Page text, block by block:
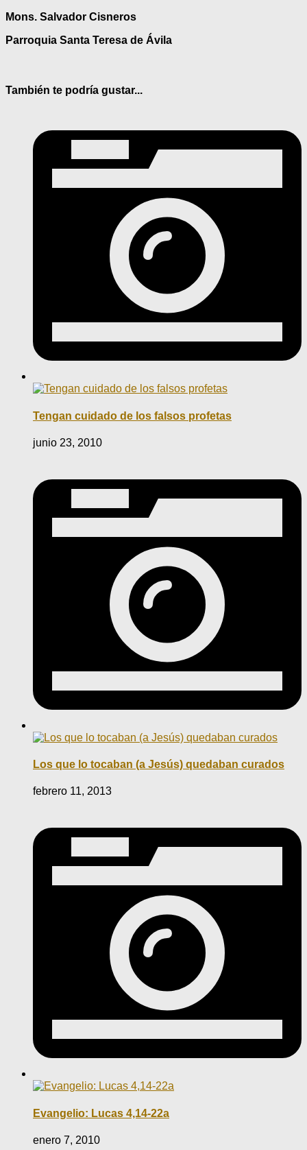
Mons. Salvador Cisneros
Parroquia Santa Teresa de Ávila
También te podría gustar...
Tengan cuidado de los falsos profetas
junio 23, 2010
Los que lo tocaban (a Jesús) quedaban curados
febrero 11, 2013
Evangelio: Lucas 4,14-22a
enero 7, 2010